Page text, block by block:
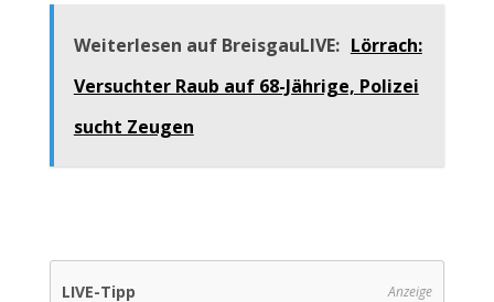
Weiterlesen auf BreisgauLIVE: Lörrach:
Versuchter Raub auf 68-Jährige, Polizei
sucht Zeugen
LIVE-Tipp Anzeige